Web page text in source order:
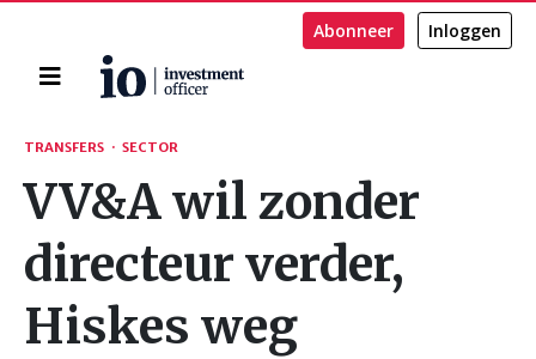
Home
Abonneer Inloggen
Zoeken
TRANSFERS · SECTOR
VV&A wil zonder
directeur verder,
Hiskes weg